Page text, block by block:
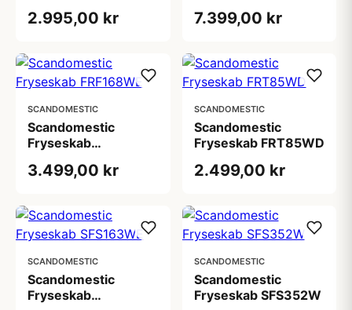
2.995,00 kr 7.399,00 kr
SCANDOMESTIC
Scandomestic
Fryseskab
3.499,00 kr
SCANDOMESTIC
Scandomestic
Fryseskab FRT85WD
2.499,00 kr
SCANDOMESTIC
Scandomestic
Fryseskab
SCANDOMESTIC
Scandomestic
Fryseskab SFS352W